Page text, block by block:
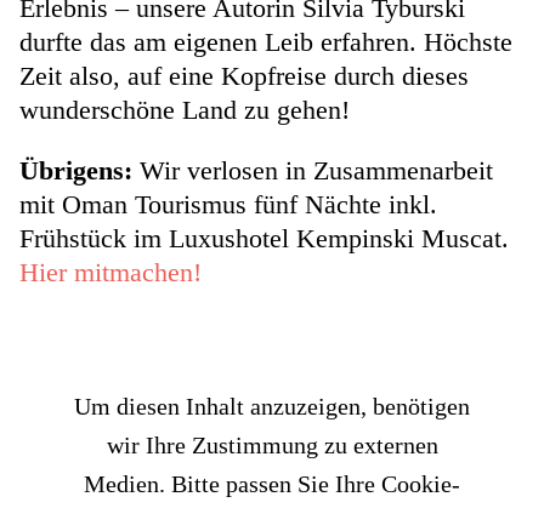
Erlebnis – unsere Autorin Silvia Tyburski
durfte das am eigenen Leib erfahren. Höchste
Zeit also, auf eine Kopfreise durch dieses
wunderschöne Land zu gehen!
Übrigens: Wir verlosen in Zusammenarbeit
mit Oman Tourismus fünf Nächte inkl.
Frühstück im Luxushotel Kempinski Muscat.
Hier mitmachen!
Um diesen Inhalt anzuzeigen, benötigen
wir Ihre Zustimmung zu externen
Medien. Bitte passen Sie Ihre Cookie-